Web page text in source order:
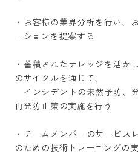
・お客様の業界分析を行い、
ーションを提案する
・蓄積されたナレッジを活か
のサイクルを通じて、
インシデントの未然予防、
再発防止策の実施を行う
・チームメンバーのサービス
のための技術トレーニングの